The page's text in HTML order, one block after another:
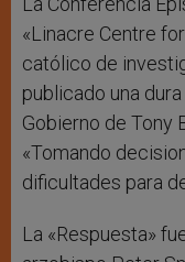
«Linacre Centre
católico de
publicado una
Gobierno de Tony
«Tomando
dificultades para
La «Respuesta»